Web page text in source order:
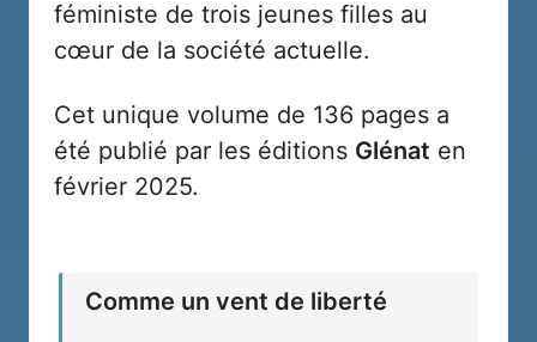
féministe de trois jeunes filles au
cœur de la société actuelle.
Cet unique volume de 136 pages a
été publié par les éditions Glénat en
février 2025.
Comme un vent de liberté